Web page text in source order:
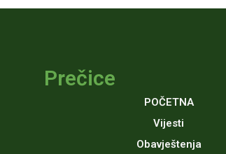
Prečice
POČETNA
Vijesti
Obavještenja